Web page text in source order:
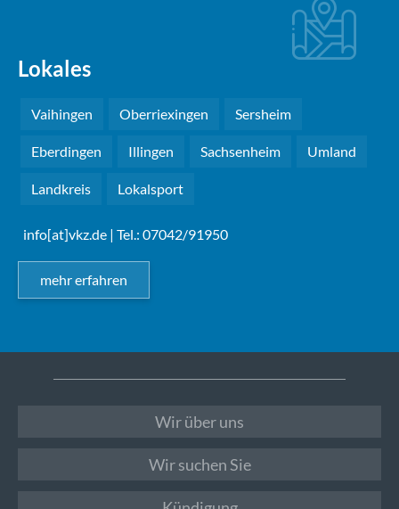
Lokales
Vaihingen Oberriexingen Sersheim
Eberdingen Illingen Sachsenheim Umland
Landkreis Lokalsport
info[at]vkz.de | Tel.: 07042/91950
mehr erfahren
Wir über uns
Wir suchen Sie